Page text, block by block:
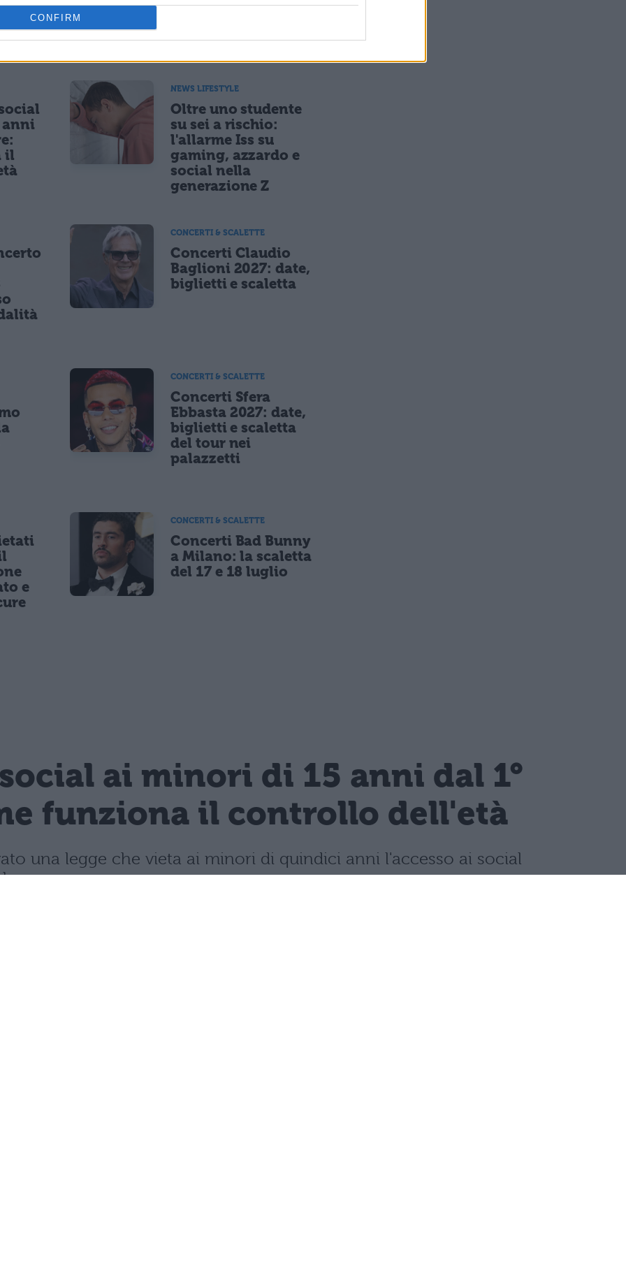
CONFIRM
il
NEWS LIFESTYLE
Oltre uno studente
su sei a rischio:
l'allarme Iss su
gaming, azzardo e
social nella
generazione Z
CONCERTI & SCALETTE
Concerti Claudio
Baglioni 2027: date,
biglietti e scaletta
CONCERTI & SCALETTE
Concerti Sfera
Ebbasta 2027: date,
biglietti e scaletta
del tour nei
palazzetti
e
CONCERTI & SCALETTE
Concerti Bad Bunny
a Milano: la scaletta
del 17 e 18 luglio
ai minori di 15 anni dal 1°
funziona il controllo dell'età
una legge che vieta ai minori di quindici anni l'accesso ai social